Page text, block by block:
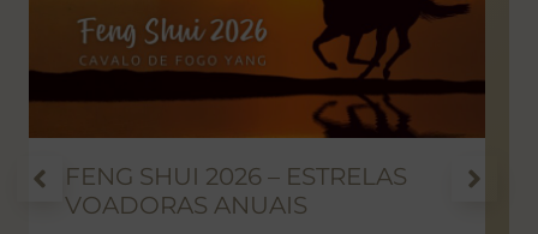
FENG SHUI 2026 – ESTRELAS
VOADORAS ANUAIS